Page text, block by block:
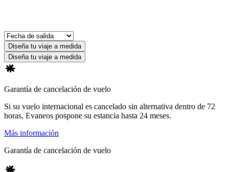
Diseña tu viaje a medida
Diseña tu viaje a medida
Garantía de cancelación de vuelo
Si su vuelo internacional es cancelado sin alternativa dentro de 72
horas, Evaneos pospone su estancia hasta 24 meses.
Más información
Garantía de cancelación de vuelo